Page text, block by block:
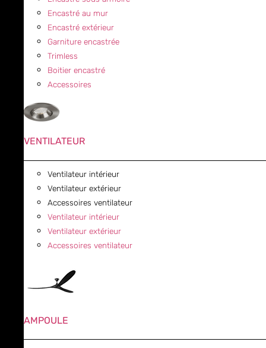
Encastré au mur
Encastré extérieur
Garniture encastrée
Trimless
Boitier encastré
Accessoires
VENTILATEUR
Ventilateur intérieur
Ventilateur extérieur
Accessoires ventilateur
Ventilateur intérieur
Ventilateur extérieur
Accessoires ventilateur
AMPOULE